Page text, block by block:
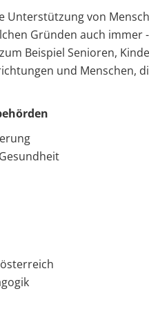
Unterstützung von
Gründen auch
Beispiel Senioren,
und Menschen,